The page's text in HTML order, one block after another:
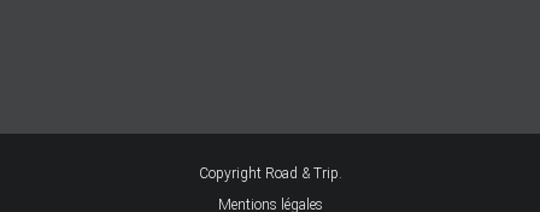
Copyright Road & Trip.
Mentions légales